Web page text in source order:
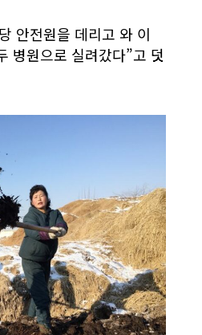
안전원을 데리고 와 이
병원으로 실려갔다”고 덧